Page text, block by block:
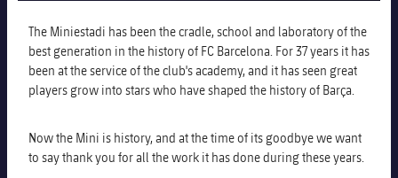
順位表
結果
順位表
スケジュール
チケット
順位表
PLUSICON
LABEL.ARIA.PLUS
トップチーム
plusicon
label.aria.plus
スケジュール
PLUSICON
LABEL.ARIA.PLUS
The Miniestadi has been the cradle, school and laboratory of the
best generation in the history of FC Barcelona. For 37 years it has
been at the service of the club's academy, and it has seen great
players grow into stars who have shaped the history of Barça.
Now the Mini is history, and at the time of its goodbye we want
to say thank you for all the work it has done during these years.